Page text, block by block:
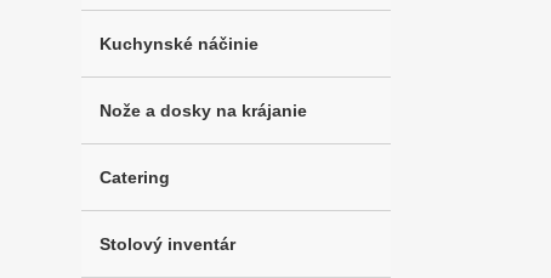
Kuchynské náčinie
Nože a dosky na krájanie
Catering
Stolový inventár